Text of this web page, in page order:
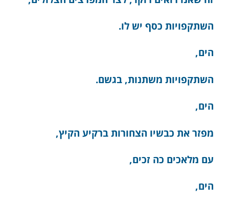
השתקפויות כסף יש לו.
הים,
השתקפויות משתנות, בגשם.
הים,
מפזר את כבשיו הצחורות ברקיע הקיץ,
עם מלאכים כה זכים,
הים,